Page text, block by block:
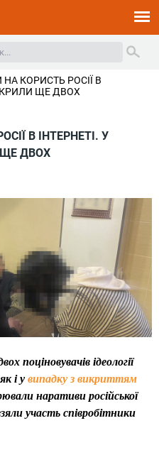
НА КОРИСТЬ РОСІЇ В
ЩЕ ДВОХ
В ІНТЕРНЕТІ. У
ДВОХ
поціновувачів ідеології
і увипадку з викриттям
наративи російської
участь співробітники